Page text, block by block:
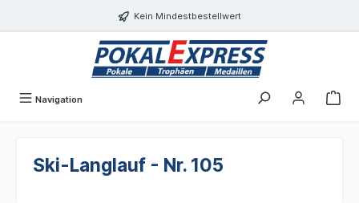
Kein Mindestbestellwert
Navigation
Ski-Langlauf - Nr. 105